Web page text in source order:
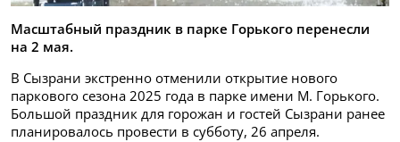
Масштабный праздник в парке Горького перенесли
на 2 мая.
В Сызрани экстренно отменили открытие нового
паркового сезона 2025 года в парке имени М. Горького.
Большой праздник для горожан и гостей Сызрани ранее
планировалось провести в субботу, 26 апреля.